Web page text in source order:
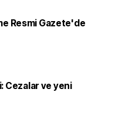
Resmi Gazete'de
Cezalar ve yeni